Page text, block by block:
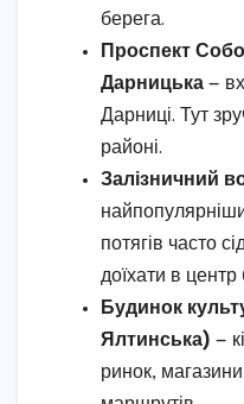
берега.
Проспект
Дарницька —
Дарниці. Тут
районі.
Залізничний
потягів часто
доїхати в
Будинок
Ялтинська) —
ринок,